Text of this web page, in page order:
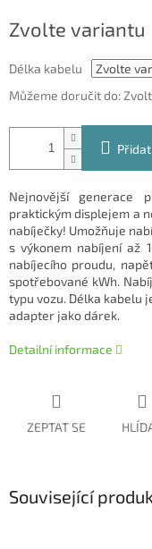
cena:
Zvolte variantu
Délka kabelu
Můžeme doručit do:
Nejnovější generace
praktickým displejem a
nabíječky! Umožňuje
s výkonem nabíjení až
nabíjecího proudu,
spotřebované kWh.
typu vozu. Délka kabelu
adapter jako dárek.
Detailní informace
ZEPTAT SE
Související